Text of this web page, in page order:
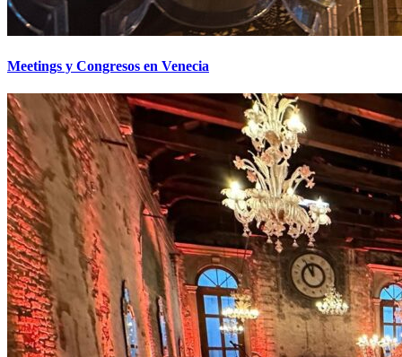
Meetings y Congresos en Venecia